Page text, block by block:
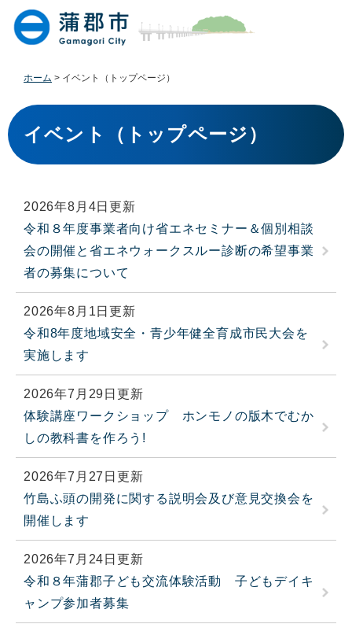
す
。
し
て
ホーム > イベント（トップページ）
本
文
イベント（トップページ）
2026年8月4日更新
令和８年度事業者向け省エネセミナー＆個別相談
会の開催と省エネウォークスルー診断の希望事業
者の募集について
2026年8月1日更新
令和8年度地域安全・青少年健全育成市民大会を
実施します
2026年7月29日更新
体験講座ワークショップ ホンモノの版木でむか
しの教科書を作ろう!
2026年7月27日更新
竹島ふ頭の開発に関する説明会及び意見交換会を
開催します
2026年7月24日更新
令和８年蒲郡子ども交流体験活動 子どもデイキ
ャンプ参加者募集